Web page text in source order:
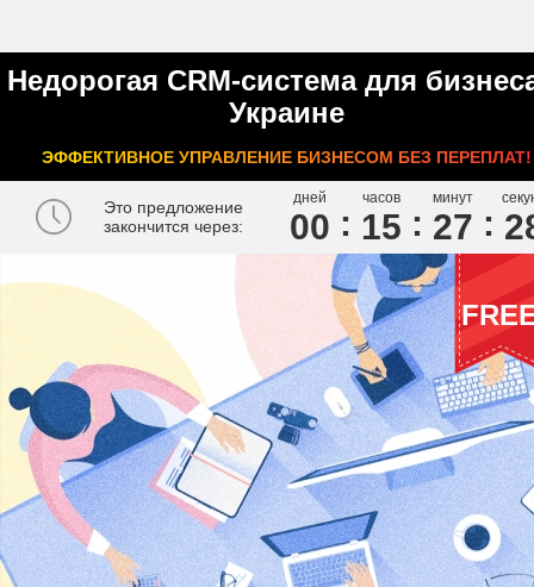
Недорогая CRM-система для
Украине
ЭФФЕКТИВНОЕ УПРАВЛЕНИЕ БИЗНЕСОМ БЕЗ ПЕРЕПЛАТ!
Это предложение
закончится через:
дней
00
часов
15
минут
27 2